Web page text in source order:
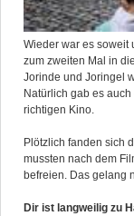
Wieder war es soweit
zum zweiten Mal in
Jorinde und Joringel
Natürlich gab es
richtigen Kino.
Plötzlich fanden sich
mussten nach dem
befreien. Das gelang
Dir ist langweilig zu